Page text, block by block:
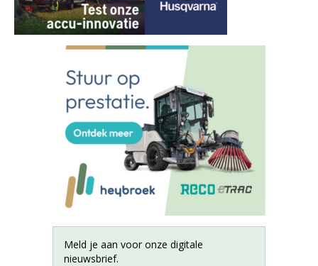
Meld je aan voor onze digitale
nieuwsbrief.